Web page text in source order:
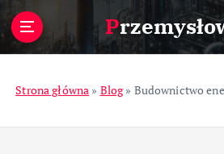
Strona główna » Blog» Budownictwo